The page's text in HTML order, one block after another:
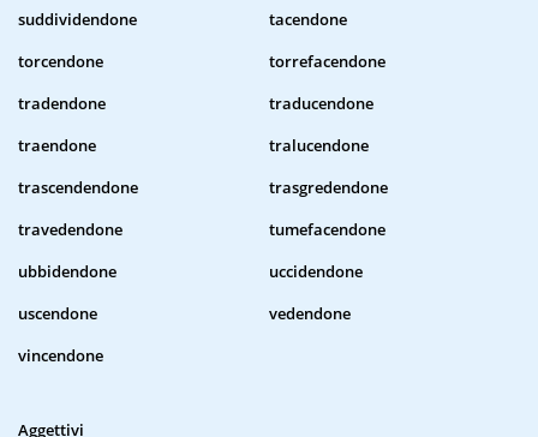
suddividendone
tacendone
torcendone
torrefacendone
tradendone
traducendone
traendone
tralucendone
trascendendone
trasgredendone
travedendone
tumefacendone
ubbidendone
uccidendone
uscendone
vedendone
vincendone
Aggettivi